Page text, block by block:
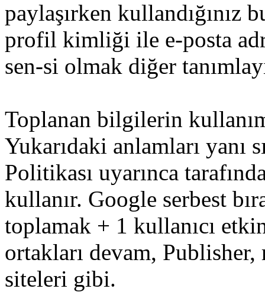
paylaşırken kullandığınız
profil kimliği ile e-posta
sen-si olmak diğer
Toplanan bilgilerin
Yukarıdaki anlamları yanı
Politikası uyarınca
kullanır. Google serbest
toplamak + 1 kullanıcı
ortakları devam, Publisher,
siteleri gibi.